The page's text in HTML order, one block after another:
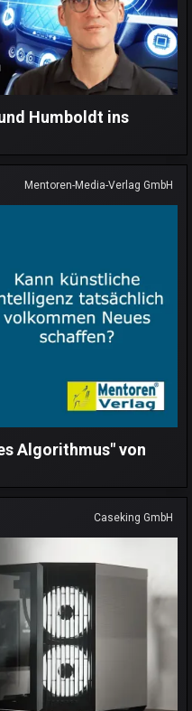
Humboldt ins
Mentoren-Media-Verlag GmbH
Algorithmus" von
Caseking GmbH